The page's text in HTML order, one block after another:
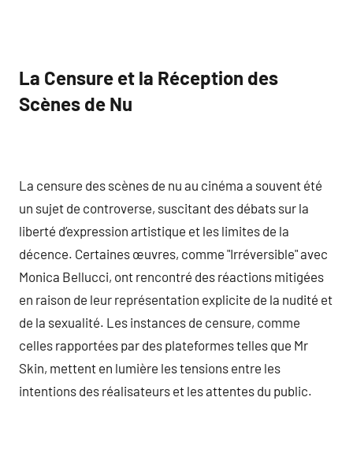
La Censure et la Réception des
Scènes de Nu
La censure des scènes de nu au cinéma a souvent été
un sujet de controverse, suscitant des débats sur la
liberté d’expression artistique et les limites de la
décence. Certaines œuvres, comme "Irréversible" avec
Monica Bellucci, ont rencontré des réactions mitigées
en raison de leur représentation explicite de la nudité et
de la sexualité. Les instances de censure, comme
celles rapportées par des plateformes telles que Mr
Skin, mettent en lumière les tensions entre les
intentions des réalisateurs et les attentes du public.